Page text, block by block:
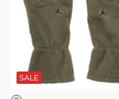
ッ
ク
SALE
ブ
ラ
ッ